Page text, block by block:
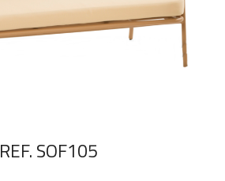
REF. SOF105